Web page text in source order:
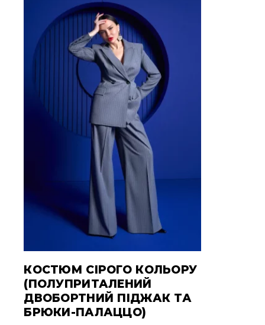
КОСТЮМ СІРОГО КОЛЬОРУ
(ПОЛУПРИТАЛЕНИЙ
ДВОБОРТНИЙ ПІДЖАК ТА
БРЮКИ-ПАЛАЦЦО)